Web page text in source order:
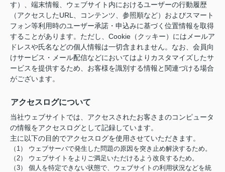
す）、端末情報、ウェブサイト内におけるユーザーの行動履歴
（アクセスしたURL、コンテンツ、参照順など）およびスマート
フォン等利用時のユーザー承諾・申込みに基づく位置情報を取得
することがあります。ただし、Cookie（クッキー）にはメールア
ドレスや氏名などの個人情報は一切含まれません。なお、会員向
けサービス・メール配信などにおいてはよりカスタマイズしたサ
ービスを提供するため、お客様を識別する情報と関連づける場合
がございます。
アクセスログについて
当社ウェブサイトでは、アクセスされたお客さまのコンピュータ
の情報をアクセスログとして記録しています。
主に以下の目的でアクセスログを使用させていただきます。
（1） ウェブサーバで発生した問題の原因を突き止め解決するため。
（2） ウェブサイトをよりご満足いただけるよう改良するため。
（3） 個人を特定できない状態で、ウェブサイトの利用状況などを統